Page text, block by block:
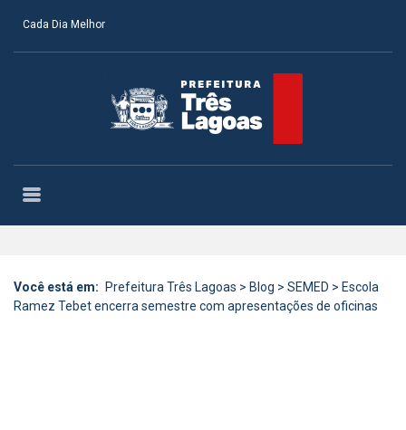
Cada Dia Melhor
Você está em: Prefeitura Três Lagoas > Blog > SEMED > Escola
Ramez Tebet encerra semestre com apresentações de oficinas